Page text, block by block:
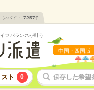
ンバイト 7257件
フバランスが叶う
中国・四国版
ト 0 保存した希望